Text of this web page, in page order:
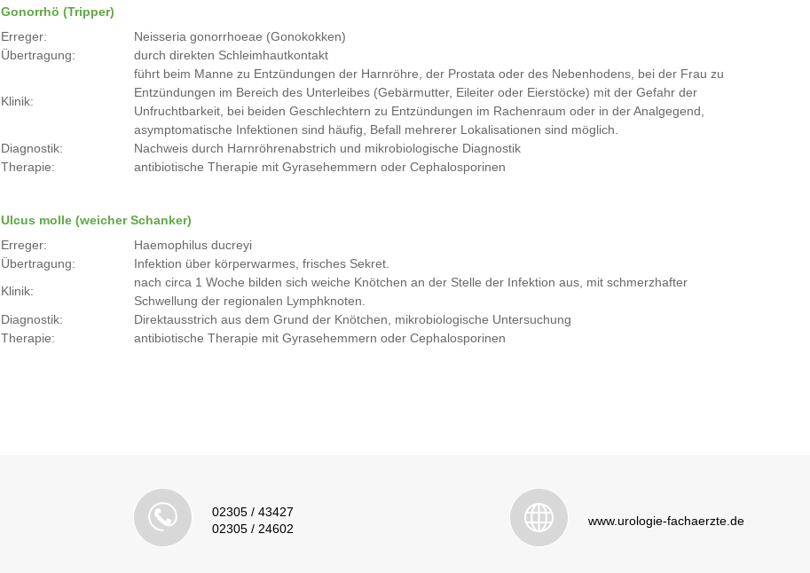
Gonorrhö (Tripper)
Erreger:
Neisseria gonorrhoeae (Gonokokken)
Übertragung:
durch direkten Schleimhautkontakt
Klinik:
führt beim Manne zu Entzündungen der Harnröhre, der Prostata oder des Nebenhodens, bei der Frau zu
Entzündungen im Bereich des Unterleibes (Gebärmutter, Eileiter oder Eierstöcke) mit der Gefahr der
Unfruchtbarkeit, bei beiden Geschlechtern zu Entzündungen im Rachenraum oder in der Analgegend,
asymptomatische Infektionen sind häufig, Befall mehrerer Lokalisationen sind möglich.
Diagnostik:
Nachweis durch Harnröhrenabstrich und mikrobiologische Diagnostik
Therapie:
antibiotische Therapie mit Gyrasehemmern oder Cephalosporinen
Ulcus molle (weicher Schanker)
Erreger:
Haemophilus ducreyi
Übertragung:
Infektion über körperwarmes, frisches Sekret.
Klinik:
nach circa 1 Woche bilden sich weiche Knötchen an der Stelle der Infektion aus, mit schmerzhafter
Schwellung der regionalen Lymphknoten.
Diagnostik:
Direktausstrich aus dem Grund der Knötchen, mikrobiologische Untersuchung
Therapie:
antibiotische Therapie mit Gyrasehemmern oder Cephalosporinen
02305 / 43427
02305 / 24602
www.urologie-fachaerzte.de